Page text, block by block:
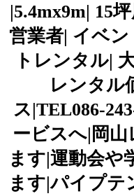
|5.4mx9m| 15
営業者| イベ
トレンタル|
レンタル
ス|TEL086-
ービスへ|岡
ます|運動会や
ます|パイプ